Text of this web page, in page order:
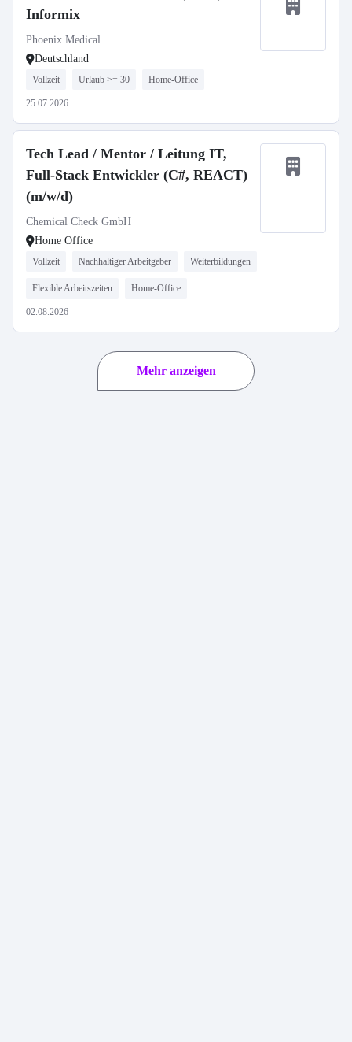
Informix
Phoenix Medical
Deutschland
Vollzeit Urlaub >= 30 Home-Office
25.07.2026
Tech Lead / Mentor / Leitung IT,
Full-Stack Entwickler (C#, REACT)
(m/w/d)
Chemical Check GmbH
Home Office
Vollzeit Nachhaltiger Arbeitgeber Weiterbildungen
Flexible Arbeitszeiten Home-Office
02.08.2026
Mehr anzeigen